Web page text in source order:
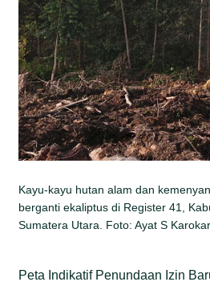
Kayu-kayu hutan alam dan
berganti ekaliptus di Register 41,
Sumatera Utara. Foto: Ayat S
Peta Indikatif Penundaan Izin